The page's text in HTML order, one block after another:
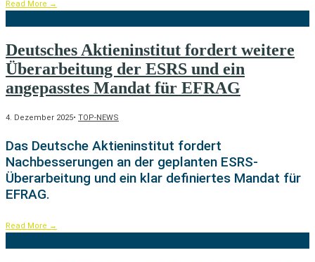
Read More →
Deutsches Aktieninstitut fordert weitere
Überarbeitung der ESRS und ein
angepasstes Mandat für EFRAG
4. Dezember 2025• TOP-NEWS
Das Deutsche Aktieninstitut fordert
Nachbesserungen an der geplanten ESRS-
Überarbeitung und ein klar definiertes Mandat für
EFRAG.
Read More →